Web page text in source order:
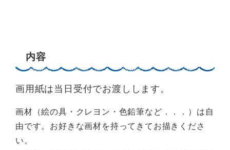
内容
画用紙は当日受付でお渡しします。
画材（絵の具・クレヨン・色鉛筆など．．．）は自
由です。お好きな画材を持ってきてお描きくださ
い。